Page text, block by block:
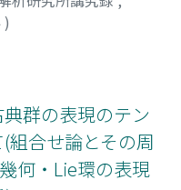
)
群の表現のテン
組合せ論とその周
何・Lie環の表現